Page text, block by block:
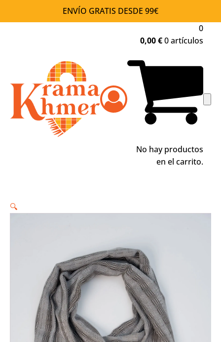
ENVÍO GRATIS DESDE 99€
0
0,00€0 artículos
No hay productos
en el carrito.
🔍